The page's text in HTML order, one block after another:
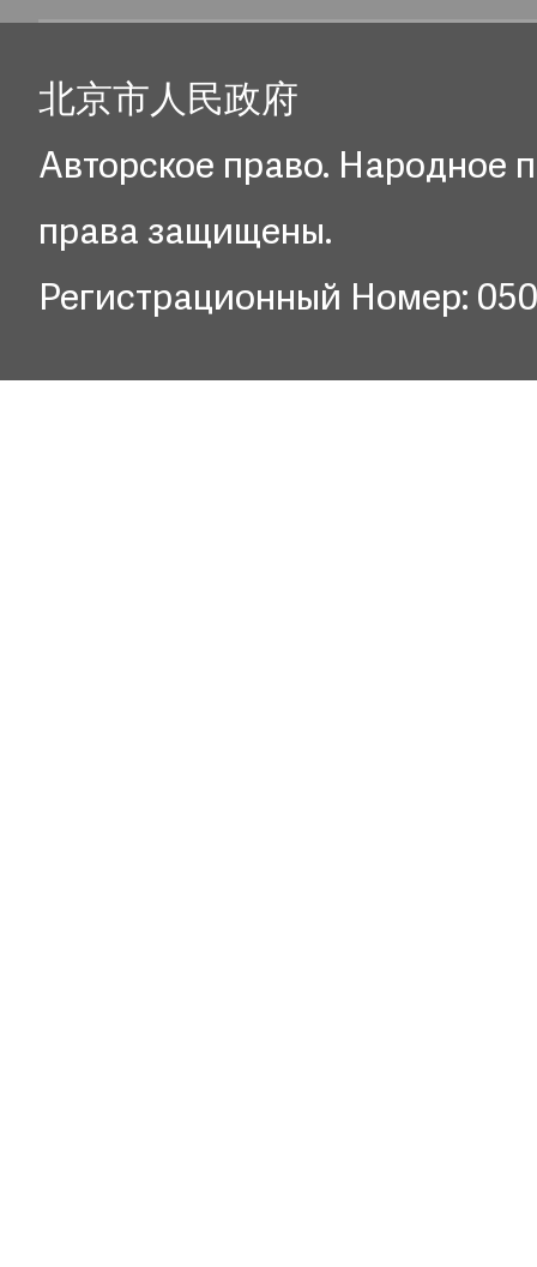
北京市人民政府
Авторское право. Народное
права защищены.
Регистрационный Номер: